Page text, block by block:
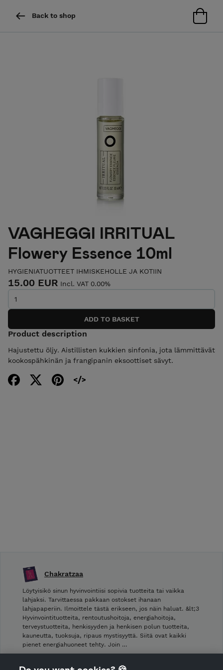
Back to shop
VAGHEGGI IRRITUAL
Flowery Essence 10ml
HYGIENIATUOTTEET IHMISKEHOLLE JA KOTIIN
15.00 EUR Incl. VAT 0.00%
Product description
Hajustettu öljy. Aistillisten kukkien sinfonia, jota lämmittävät
kookospähkinän ja frangipanin eksoottiset sävyt.
Chakratzaa
Löytyisikö sinun hyvinvointiisi sopivia tuotteita tai vaikka
lahjaksi. Tarvittaessa pakkaan ostokset ihanaan
lahjapaperiin. Ilmoittele tästä erikseen, jos näin haluat. &lt;3
Hyvinvointituotteita, rentoutushoitoja, energiahoitoja,
terveystuotteita, henkisyyden ja henkisen polun tuotteita,
kauneutta, tuoksuja, ripaus mystisyyttä. Siitä ovat kaikki
pienet energiahuoneet tehty. Join …